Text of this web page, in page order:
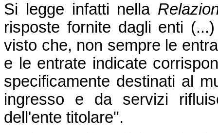
Si legge infatti nella
risposte fornite dagli enti
visto che, non sempre le
e le entrate indicate
specificamente destinati al
ingresso e da servizi
dell'ente titolare".